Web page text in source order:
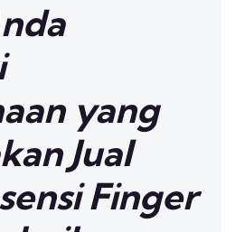
yang
Jual
Finger